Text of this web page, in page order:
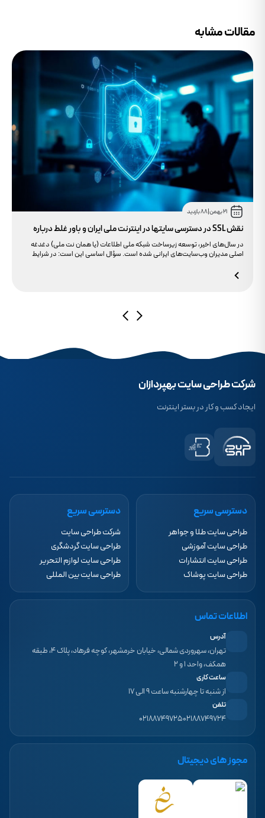
مقالات مشابه
21 بهمن |88 بازدید
نقش SSL در دسترسی سایتها در اینترنت ملی ایران و باور غلط درباره
دامنه های IR
در سال‌های اخیر، توسعه زیرساخت شبکه ملی اطلاعات (یا همان نت ملی) دغدغه
اصلی مدیران وب‌سایت‌های ایرانی شده است. سؤال اساسی این است: در شرایط
شرکت طراحی سایت بهپردازان
ایجاد کسب و کار در بستر اینترنت
دسترسی سریع
طراحی سایت طلا و جواهر
طراحی سایت آموزشی
طراحی سایت انتشارات
طراحی سایت پوشاک
دسترسی سریع
شرکت طراحی سایت
طراحی سایت گردشگری
طراحی سایت لوازم التحریر
طراحی سایت بین المللی
اطلاعات تماس
آدرس
تهران، سهروردی شمالی، خیابان خرمشهر، کوچه فرهاد، پلاک ۴، طبقه
همکف، واحد ۱ و ۲
ساعت کاری
از شنبه تا چهارشنبه ساعت ۹ الی ۱۷
تلفن
۰۲۱۸۸۷۴۹۷۲۴۰۲۱۸۸۷۴۹۷۲۵
مجوز های دیجیتال